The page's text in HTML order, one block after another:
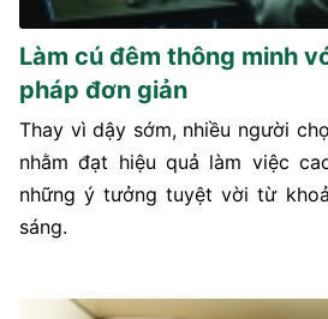
Làm cú đêm thông minh
pháp đơn giản
Thay vì dậy sớm, nhiều người
nhằm đạt hiệu quả làm việc
những ý tưởng tuyệt vời từ
sáng.